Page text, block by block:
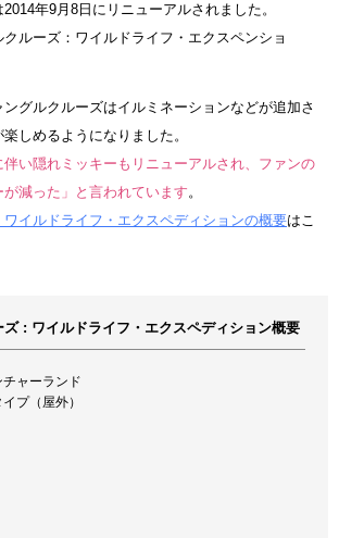
年9月8日にリニューアルされました。
ルーズ：ワイルドライフ・エクスペンショ
ングルクルーズはイルミネーションなどが追加さ
しめるようになりました。
伴い隠れミッキーもリニューアルされ、ファンの
減った」と言われています。
イルドライフ・エクスペディションの概要はこ
ズ : ワイルドライフ・エクスペディション概要
ャーランド
（屋外）